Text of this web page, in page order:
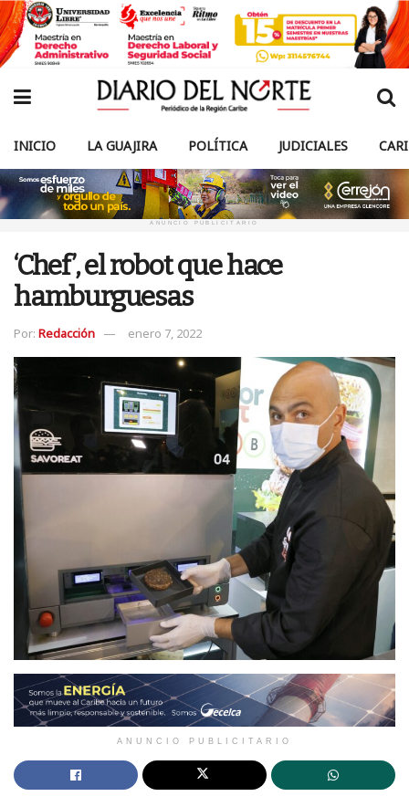
INICIO LA GUAJIRA POLÍTICA JUDICIALES
ANUNCIO PUBLICITARIO
‘Chef’, el robot que hace
hamburguesas
Por: Redacción enero 7, 2022
ANUNCIO PUBLICITARIO